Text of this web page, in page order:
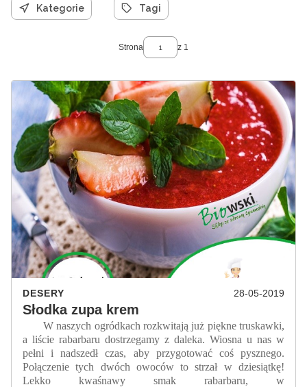
Kategorie Tagi
Strona z 1
DESERY 28-05-2019
Słodka zupa krem
W naszych ogródkach rozkwitają już piękne truskawki,
a liście rabarbaru dostrzegamy z daleka. Wiosna u nas w
pełni i nadszedł czas, aby przygotować coś pysznego.
Połączenie tych dwóch owoców to strzał w dziesiątkę!
Lekko kwaśnawy smak rabarbaru, w